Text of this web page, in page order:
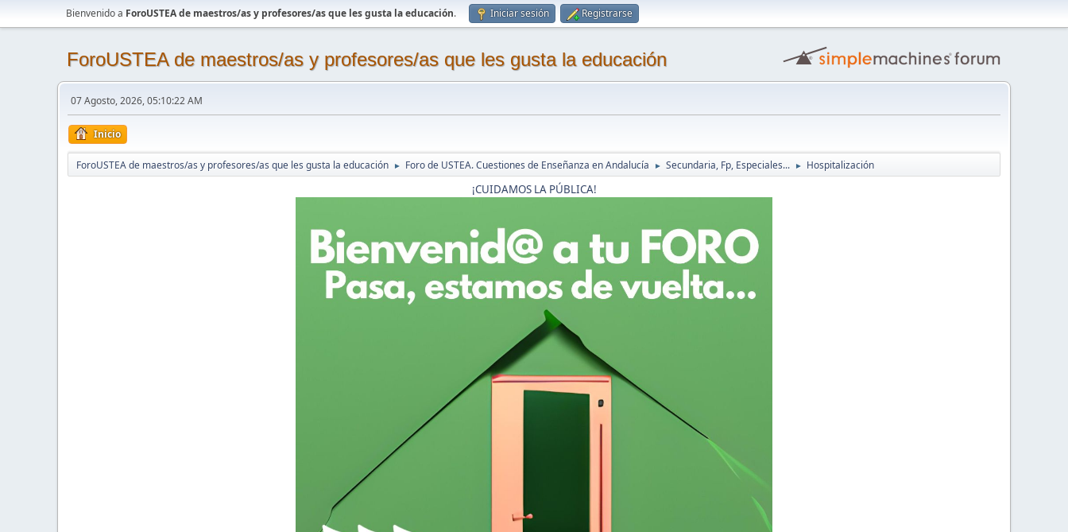
Bienvenido a ForoUSTEA de maestros/as y profesores/as que les gusta la educación. Iniciar sesión Registrarse
ForoUSTEA de maestros/as y profesores/as que les gusta la educación
07 Agosto, 2026, 05:10:22 AM
Inicio
ForoUSTEA de maestros/as y profesores/as que les gusta la educación ► Foro de USTEA. Cuestiones de Enseñanza en Andalucía ► Secundaria, Fp, Especiales... ► Hospitalización
¡CUIDAMOS LA PÚBLICA!